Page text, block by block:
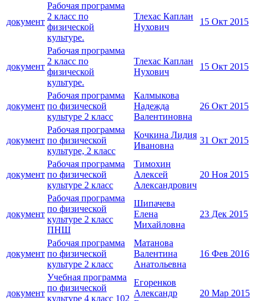
документ
Рабочая программа
2 класс по
физической
культуре.
Тлехас Каплан
Нухович
15 Окт 2015
документ
Рабочая программа
2 класс по
физической
культуре.
Тлехас Каплан
Нухович
15 Окт 2015
документ
Рабочая программа
по физической
культуре 2 класс
Калмыкова
Надежда
Валентиновна
26 Окт 2015
документ
Рабочая программа
по физической
культуре, 2 класс
Кочкина Лидия
Ивановна
31 Окт 2015
документ
Рабочая программа
по физической
культуре 2 класс
Тимохин
Алексей
Александрович
20 Ноя 2015
документ
Рабочая программа
по физической
культуре 2 класс
ПНШ
Шипачева
Елена
Михайловна
23 Дек 2015
документ
Рабочая программа
по физической
культуре 2 класс
Матанова
Валентина
Анатольевна
16 Фев 2016
документ
Учебная программа
по физической
культуре 4 класс 102
Егоренков
Александр
20 Мар 2015